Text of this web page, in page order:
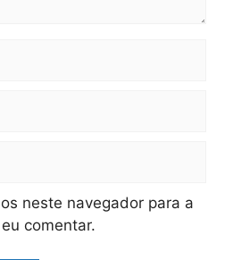
neste navegador para a
comentar.